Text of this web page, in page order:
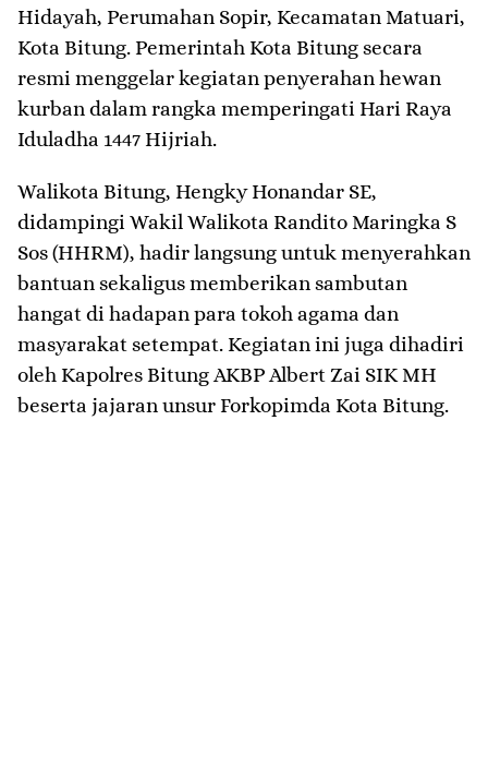
Hidayah, Perumahan Sopir, Kecamatan Matuari,
Kota Bitung. Pemerintah Kota Bitung secara
resmi menggelar kegiatan penyerahan hewan
kurban dalam rangka memperingati Hari Raya
Iduladha 1447 Hijriah.
​Walikota Bitung, Hengky Honandar SE,
didampingi Wakil Walikota Randito Maringka S
Sos (HHRM), hadir langsung untuk menyerahkan
bantuan sekaligus memberikan sambutan
hangat di hadapan para tokoh agama dan
masyarakat setempat. Kegiatan ini juga dihadiri
oleh Kapolres Bitung AKBP Albert Zai SIK MH
beserta jajaran unsur Forkopimda Kota Bitung.